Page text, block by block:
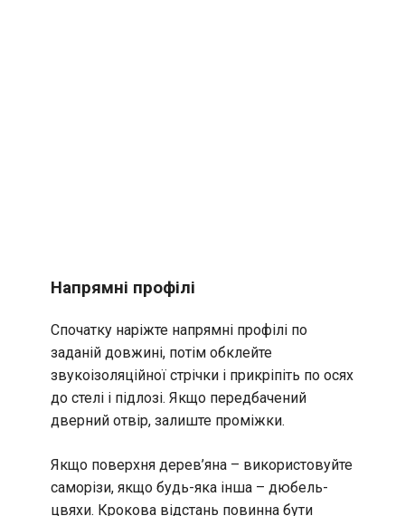
Напрямні профілі
Спочатку наріжте напрямні профілі по
заданій довжині, потім обклейте
звукоізоляційної стрічки і прикріпіть по осях
до стелі і підлозі. Якщо передбачений
дверний отвір, залиште проміжки.
Якщо поверхня дерев’яна – використовуйте
саморізи, якщо будь-яка інша – дюбель-
цвяхи. Крокова відстань повинна бути